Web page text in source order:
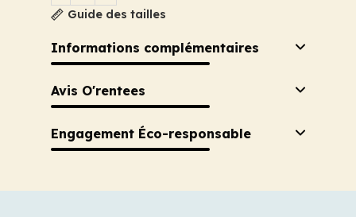
Guide des tailles
Informations complémentaires
Avis O'rentees
Engagement Éco-responsable